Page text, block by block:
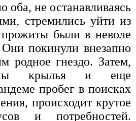
оба, не останавливаясь
стремились уйти из
прожиты были в неволе
покинули внезапно
родное гнездо. Затем,
крылья и еще
пробег в поисках
происходит крутое
и потребностей.